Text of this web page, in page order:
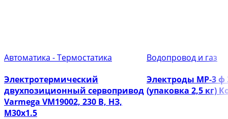
Автоматика - Термостатика
Электротермический
двухпозиционный сервопривод
Varmega VM19002, 230 В, НЗ,
M30х1.5
Водопровод и газ
Электроды МР-3
(упаковка 2,5 кг)